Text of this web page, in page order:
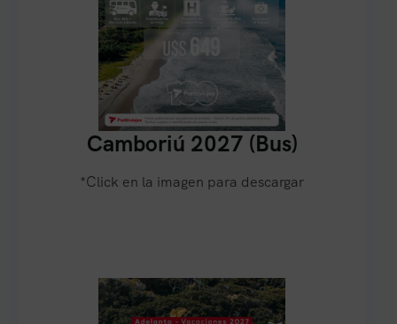
Camboriú 2027 (Bus)
*Click en la imagen para descargar